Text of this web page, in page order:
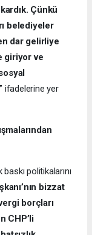
Çünkü
belediyeler
dar gelirliye
giriyor ve
ifadelerine yer
politikalarını
bizzat
borçları
CHP’li